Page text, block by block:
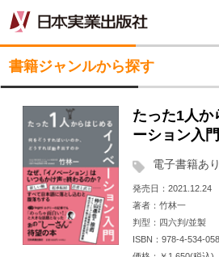
書籍ジャンルから探す
たった1人か
ーション入門
電子書籍あり
発売日
2021.12.24
著者
竹林一
判型
四六判/並製
ISBN
978-4-534-